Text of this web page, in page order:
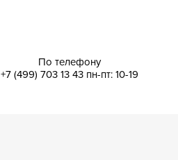
По телефону
+7 (499) 703 13 43 пн-пт: 10-19